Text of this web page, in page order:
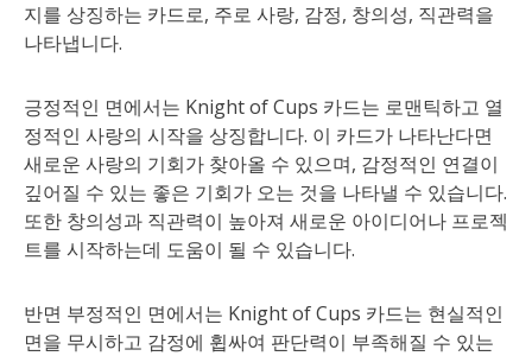
지를 상징하는 카드로, 주로 사랑, 감정, 창의성, 직관력을
나타냅니다.
긍정적인 면에서는 Knight of Cups 카드는 로맨틱하고 열
정적인 사랑의 시작을 상징합니다. 이 카드가 나타난다면
새로운 사랑의 기회가 찾아올 수 있으며, 감정적인 연결이
깊어질 수 있는 좋은 기회가 오는 것을 나타낼 수 있습니다.
또한 창의성과 직관력이 높아져 새로운 아이디어나 프로젝
트를 시작하는데 도움이 될 수 있습니다.
반면 부정적인 면에서는 Knight of Cups 카드는 현실적인
면을 무시하고 감정에 휩싸여 판단력이 부족해질 수 있는